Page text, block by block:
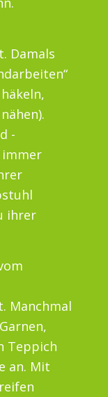
Damals
-
immer
ihrer
Manchmal
Teppich
an. Mit